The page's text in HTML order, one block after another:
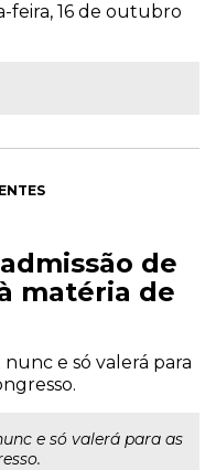
feira, 16 de outubro
de
matéria de
e só valerá para
e só valerá para as